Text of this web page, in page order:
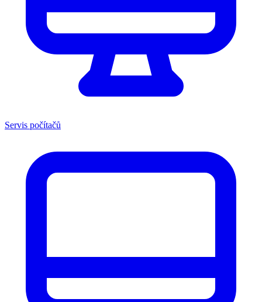
Servis počítačů